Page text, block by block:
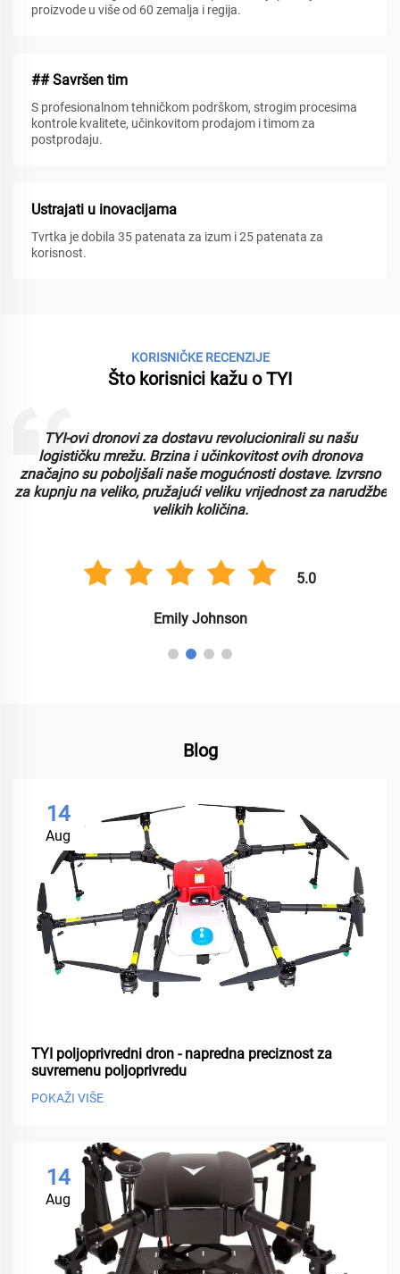
proizvode u više od 60 zemalja i regija.
## Savršen tim
S profesionalnom tehničkom podrškom, strogim procesima
kontrole kvalitete, učinkovitom prodajom i timom za
postprodaju.
Ustrajati u inovacijama
Tvrtka je dobila 35 patenata za izum i 25 patenata za
korisnost.
KORISNIČKE RECENZIJE
Što korisnici kažu o TYI
TYI-ovi dronovi za dostavu revolucionirali su našu
logističku mrežu. Brzina i učinkovitost ovih dronova
značajno su poboljšali naše mogućnosti dostave. Izvrsno
za kupnju na veliko, pružajući veliku vrijednost za narudžbe
velikih količina.
5.0
Emily Johnson
Blog
14
Aug
TYI poljoprivredni dron - napredna preciznost za
suvremenu poljoprivredu
POKAŽI VIŠE
14
Aug